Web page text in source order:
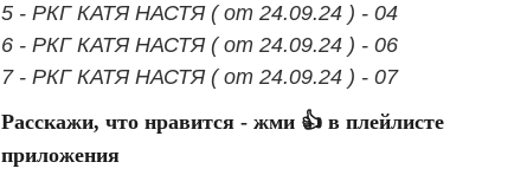
5 - РКГ КАТЯ НАСТЯ ( от 24.09.24 ) - 04
6 - РКГ КАТЯ НАСТЯ ( от 24.09.24 ) - 06
7 - РКГ КАТЯ НАСТЯ ( от 24.09.24 ) - 07
Расскажи, что нравится - жми 👍 в плейлисте
приложения